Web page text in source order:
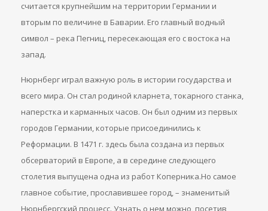
считается крупнейшим на территории Германии и
вторым по величине в Баварии. Его главный водный
символ – река Пегниц, пересекающая его с востока на
запад.
Нюрнберг играл важную роль в истории государства и
всего мира. Он стал родиной кларнета, токарного станка,
наперстка и карманных часов. Он был одним из первых
городов Германии, которые присоединились к
Реформации. В 1471 г. здесь была создана из первых
обсерваторий в Европе, а в середине следующего
столетия выпущена одна из работ Коперника.Но самое
главное событие, прославившее город, – знаменитый
Нюрнбергский процесс. Узнать о нем можно, посетив